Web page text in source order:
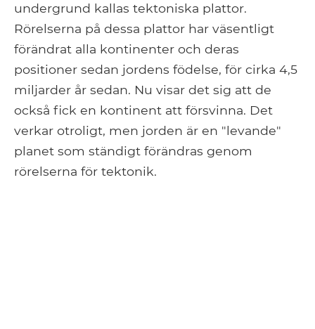
undergrund kallas tektoniska plattor.
Rörelserna på dessa plattor har väsentligt
förändrat alla kontinenter och deras
positioner sedan jordens födelse, för cirka 4,5
miljarder år sedan. Nu visar det sig att de
också fick en kontinent att försvinna. Det
verkar otroligt, men jorden är en "levande"
planet som ständigt förändras genom
rörelserna för tektonik.